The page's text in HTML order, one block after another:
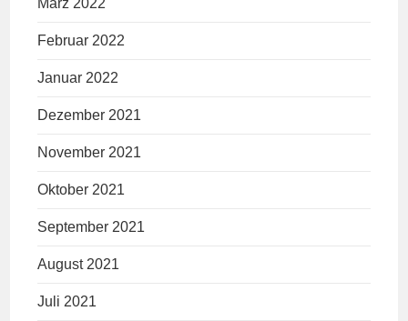
März 2022
Februar 2022
Januar 2022
Dezember 2021
November 2021
Oktober 2021
September 2021
August 2021
Juli 2021